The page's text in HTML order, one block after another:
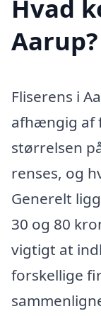
Hvad
Aarup?
Fliserens i
afhængig af
størrelsen
renses, og
Generelt
30 og 80
vigtigt at
forskellige